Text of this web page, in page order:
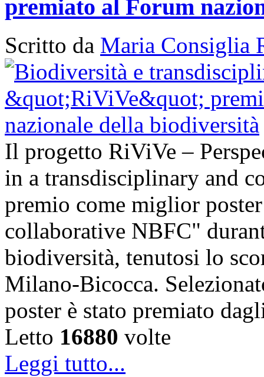
premiato al Forum
Scritto da Maria Consiglia
Il progetto RiViVe –
in a transdisciplinary and
premio come miglior
collaborative NBFC"
biodiversità, tenutosi lo
Milano-Bicocca.
poster è stato premiato
Letto 16880 volte
Leggi tutto...